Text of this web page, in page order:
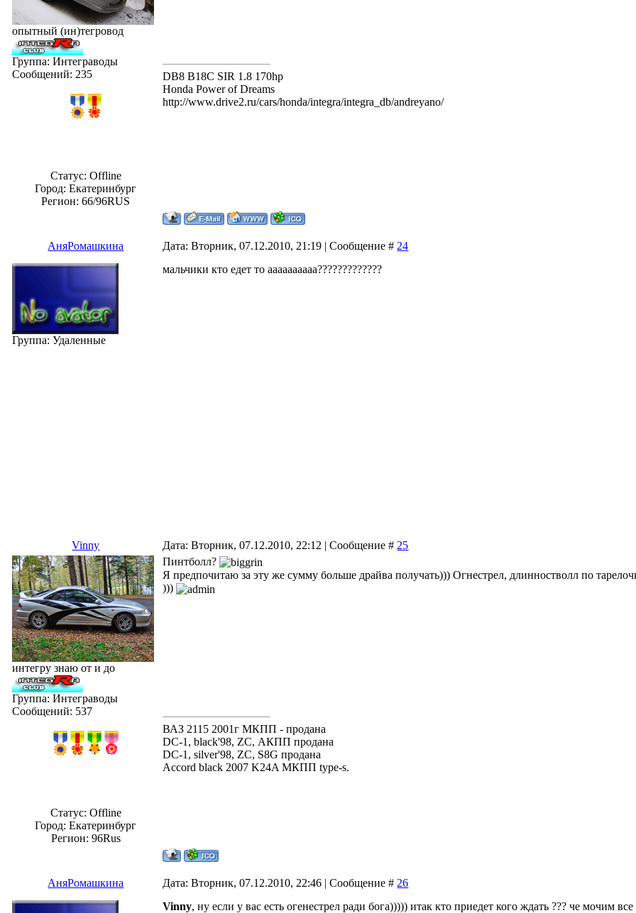
опытный (ин)тегровод
Группа: Интеграводы
Сообщений: 235
Статус: Offline
Город: Екатеринбург
Регион: 66/96RUS
DB8 B18C SIR 1.8 170hp
Honda Power of Dreams
http://www.drive2.ru/cars/honda/integra/integra_db/andreyano/
АняРомашкина Дата: Вторник, 07.12.2010, 21:19 | Сообщение # 24
Группа: Удаленные
мальчики кто едет то аааааааааа?????????????
Vinny Дата: Вторник, 07.12.2010, 22:12 | Сообщение # 25
интегру знаю от и до
Группа: Интеграводы
Сообщений: 537
Статус: Offline
Город: Екатеринбург
Регион: 96Rus
Пинтболл?
Я предпочитаю за эту же сумму больше драйва получать))) Огнестрел, длинностволл по
)))
ВАЗ 2115 2001г МКПП - продана
DC-1, black'98, ZC, АКПП продана
DC-1, silver'98, ZC, S8G продана
Accord black 2007 K24A МКПП type-s.
АняРомашкина Дата: Вторник, 07.12.2010, 22:46 | Сообщение # 26
Vinny, ну если у вас есть огенестрел ради бога))))) итак кто приедет кого ждать ??? че мочим все